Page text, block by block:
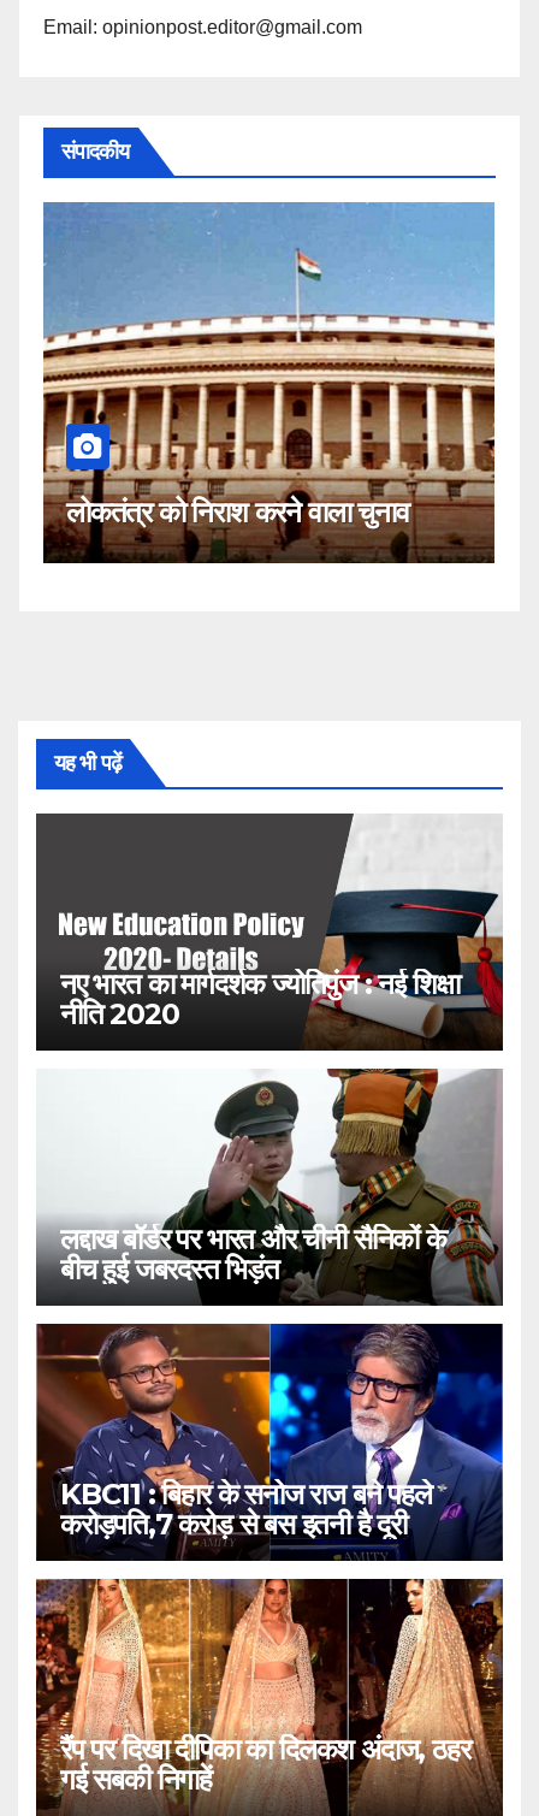
Email: opinionpost.editor@gmail.com
संपादकीय
करने वाला चुनाव
कहीं यह सीजेआई के
नहीं!
यह भी पढ़ें
नए भारत का मार्गदर्शक ज्योतिपुंज : नई शिक्षा
नीति 2020
लद्दाख बॉर्डर पर भारत और चीनी सैनिकों के
बीच हुई जबरदस्त भिड़ंत
KBC11 : बिहार के सनोज राज बने पहले
करोड़पति,7 करोड़ से बस इतनी है दूरी
रैंप पर दिखा दीपिका का दिलकश अंदाज, ठहर
गई सबकी निगाहें